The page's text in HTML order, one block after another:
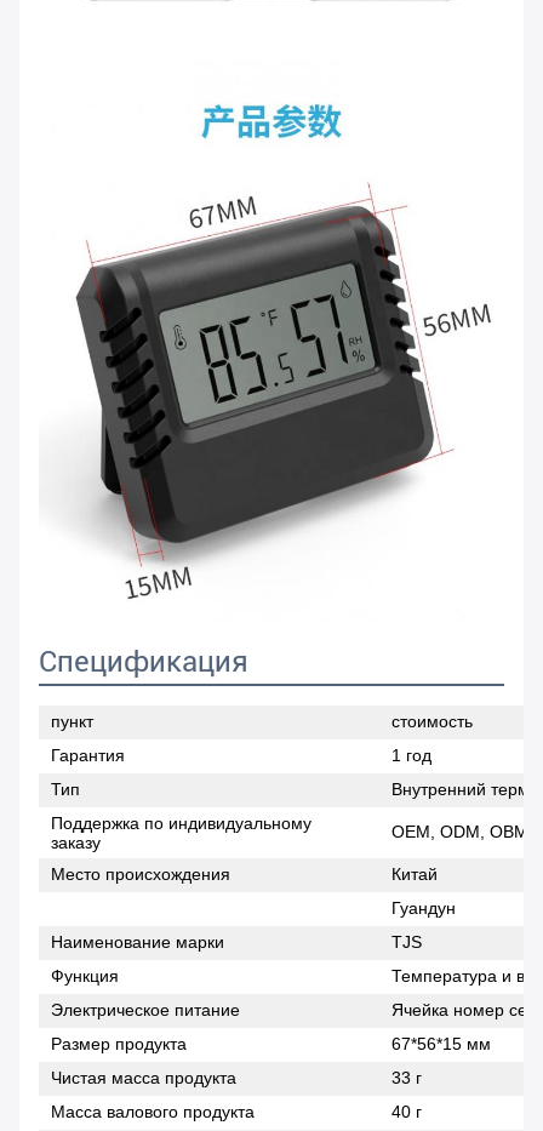
Спецификация
пункт
стоимость
Гарантия
1 год
Тип
Внутренний
Поддержка по индивидуальному
заказу
OEM, ODM, OBM
Место происхождения
Китай
Гуандун
Наименование марки
TJS
Функция
Температура и
Электрическое питание
Ячейка номер
Размер продукта
67*56*15 мм
Чистая масса продукта
33 г
Масса валового продукта
40 г